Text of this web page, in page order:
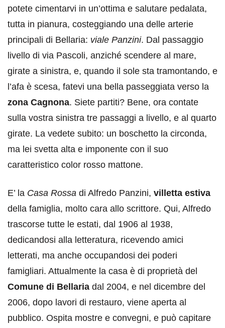
potete cimentarvi in un’ottima e salutare pedalata,
tutta in pianura, costeggiando una delle arterie
principali di Bellaria: viale Panzini. Dal passaggio
livello di via Pascoli, anziché scendere al mare,
girate a sinistra, e, quando il sole sta tramontando, e
l’afa è scesa, fatevi una bella passeggiata verso la
zona Cagnona. Siete partiti? Bene, ora contate
sulla vostra sinistra tre passaggi a livello, e al quarto
girate. La vedete subito: un boschetto la circonda,
ma lei svetta alta e imponente con il suo
caratteristico color rosso mattone.
E’ la Casa Rossa di Alfredo Panzini, villetta estiva
della famiglia, molto cara allo scrittore. Qui, Alfredo
trascorse tutte le estati, dal 1906 al 1938,
dedicandosi alla letteratura, ricevendo amici
letterati, ma anche occupandosi dei poderi
famigliari. Attualmente la casa è di proprietà del
Comune di Bellaria dal 2004, e nel dicembre del
2006, dopo lavori di restauro, viene aperta al
pubblico. Ospita mostre e convegni, e può capitare